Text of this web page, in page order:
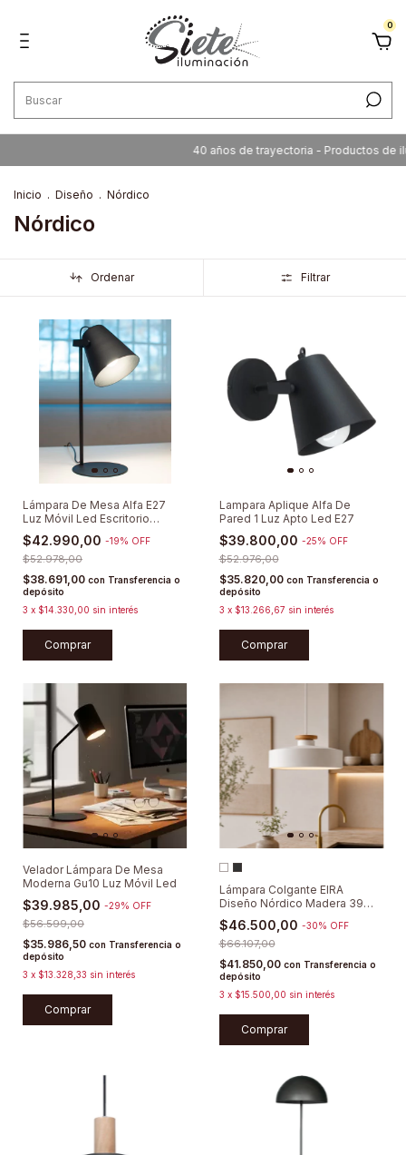
0
40 años de trayectoria - Productos de
Inicio . Diseño . Nórdico
Nórdico
Ordenar Filtrar
Lámpara De Mesa Alfa E27
Luz Móvil Led Escritorio
Velador
$42.990,00 -19% OFF
$52.978,00
$38.691,00 con Transferencia o
depósito
3 x $14.330,00 sin interés
Comprar
Lampara Aplique Alfa De
Pared 1 Luz Apto Led E27
$39.800,00 -25% OFF
$52.976,00
$35.820,00 con Transferencia o
depósito
3 x $13.266,67 sin interés
Comprar
Velador Lámpara De Mesa
Moderna Gu10 Luz Móvil Led
$39.985,00 -29% OFF
$56.599,00
$35.986,50 con Transferencia o
depósito
3 x $13.328,33 sin interés
Comprar
Lámpara Colgante EIRA
Diseño Nórdico Madera 39
Cm
$46.500,00 -30% OFF
$66.107,00
$41.850,00 con Transferencia o
depósito
3 x $15.500,00 sin interés
Comprar